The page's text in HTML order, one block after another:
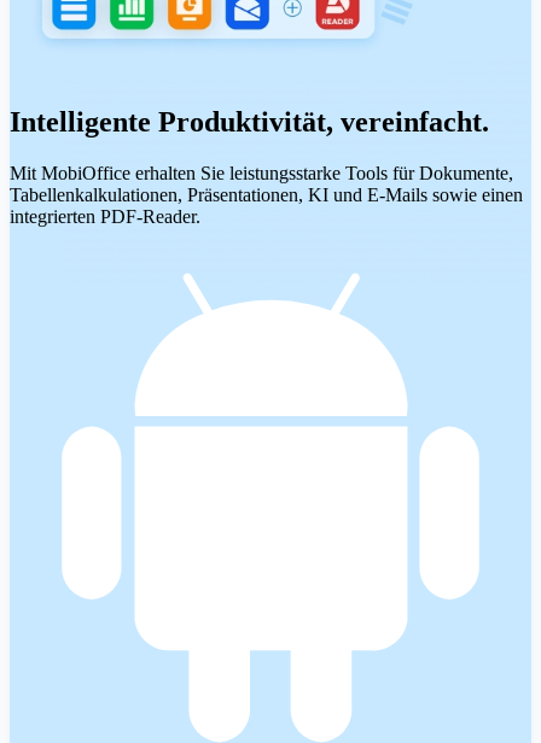
Intelligente Produktivität, vereinfacht.
Mit MobiOffice erhalten Sie leistungsstarke Tools für Dokumente,
Tabellenkalkulationen, Präsentationen, KI und E-Mails sowie einen
integrierten PDF-Reader.